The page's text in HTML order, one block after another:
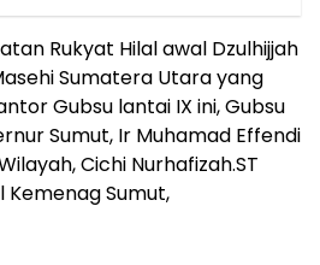
Rukyat Hilal awal Dzulhijjah
Sumatera Utara yang
Gubsu lantai IX ini, Gubsu
Sumut, Ir Muhamad Effendi
Cichi Nurhafizah.ST
Kemenag Sumut,